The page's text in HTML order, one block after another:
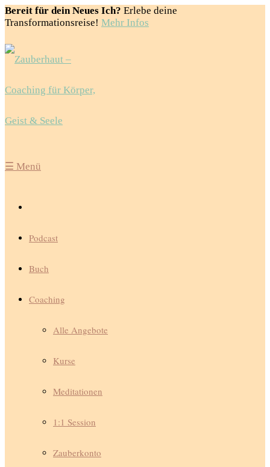
Bereit für dein Neues Ich? Erlebe deine
Transformationsreise! Mehr Infos
☰ Menü
Podcast
Buch
Coaching
Alle Angebote
Kurse
Meditationen
1:1 Session
Zauberkonto